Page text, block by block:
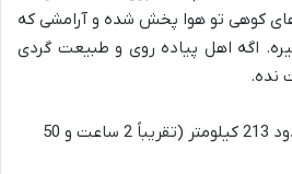
کوهی تو هوا پخش شده و آرامشی که
اگه اهل پیاده روی و طبیعت گردی
نده.
فاصله تا اصفهان: حدود 213 کیلومتر (تقریباً 2 ساعت و 50